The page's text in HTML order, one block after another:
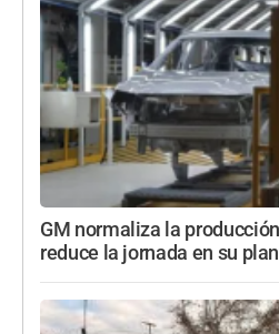
GM normaliza la
reduce la jornada en su